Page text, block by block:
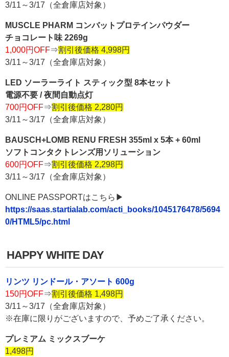
3/11～3/17（全倉庫店対象）
MUSCLE PHARM コンバットプロテインパウダー
チョコレート味 2269g
1,000円OFF⇒割引後価格 4,998円
3/11～3/17（全倉庫店対象）
LED ソーラーライト スティック型 8本セット
電源不要 / 夜間自動点灯
700円OFF⇒割引後価格 2,280円
3/11～3/17（全倉庫店対象）
BAUSCH+LOMB RENU FRESH 355ml x 5本 + 60ml
ソフトコンタクトレンズ用ソリューション
600円OFF⇒割引後価格 2,298円
3/11～3/17（全倉庫店対象）
ONLINE PASSPORTはこちら▶
https://saas.startialab.com/acti_books/1045176478/5694
0/HTML5/pc.html
HAPPY WHITE DAY
リンツ リンドール・アソート 600g
150円OFF⇒割引後価格 1,498円
3/11～3/17（全倉庫店対象）
※在庫に限りがございますので、予めご了承ください。
プレミアム ミックスブーケ
1,498円